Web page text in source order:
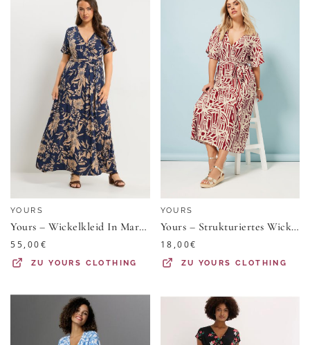
YOURS
Yours – Wickelkleid In Marineblau Mit Blumenmuster Size 44
55,00€
ZUYOURS CLOTHING
YOURS
Yours – Strukturiertes Wickelkleid In Rot Mit Abstraktem Muster Size 50-52
18,00€
ZU YOURS CLOTHING